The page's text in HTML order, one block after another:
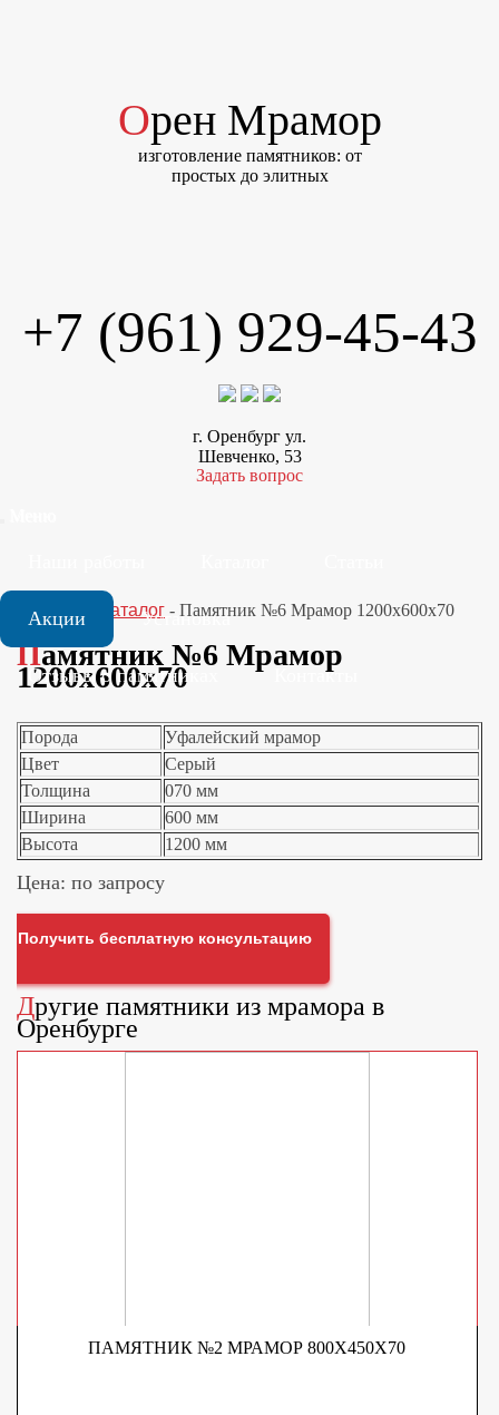
Орен Мрамор
изготовление памятников: от
простых до элитных
+7 (961) 929-45-43
г. Оренбург ул.
Шевченко, 53
Задать вопрос
Акции Установка
Отзывы о памятниках Контакты
Главная Каталог - Памятник №6 Мрамор 1200х600х70
Памятник №6 Мрамор
1200х600х70
Порода
Уфалейский мрамор
Цвет
Серый
Толщина
070 мм
Ширина
600 мм
Высота
1200 мм
Цена: по запросу
Получить бесплатную консультацию
Другие памятники из мрамора в
Оренбурге
ПАМЯТНИК №2 МРАМОР 800Х450Х70